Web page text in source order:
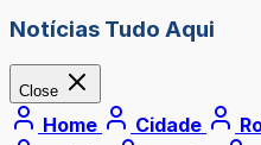
Notícias Tudo Aqui
Close
Home Cidade